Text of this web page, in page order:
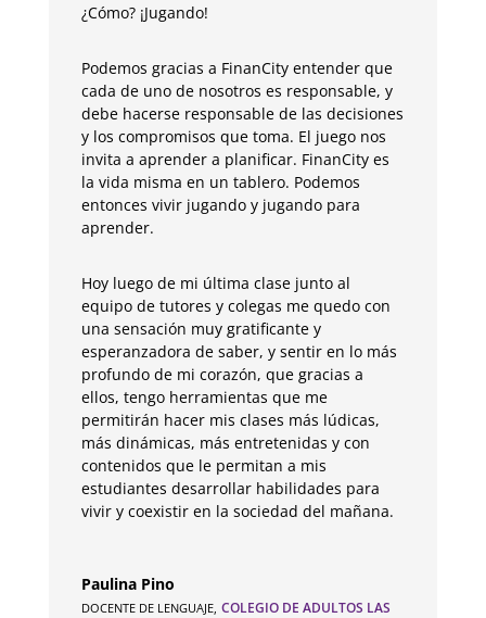
¿Cómo? ¡Jugando!
Podemos gracias a FinanCity entender que
cada de uno de nosotros es responsable, y
debe hacerse responsable de las decisiones
y los compromisos que toma. El juego nos
invita a aprender a planificar. FinanCity es
la vida misma en un tablero. Podemos
entonces vivir jugando y jugando para
aprender.
Hoy luego de mi última clase junto al
equipo de tutores y colegas me quedo con
una sensación muy gratificante y
esperanzadora de saber, y sentir en lo más
profundo de mi corazón, que gracias a
ellos, tengo herramientas que me
permitirán hacer mis clases más lúdicas,
más dinámicas, más entretenidas y con
contenidos que le permitan a mis
estudiantes desarrollar habilidades para
vivir y coexistir en la sociedad del mañana.
Paulina Pino
DOCENTE DE LENGUAJE, COLEGIO DE ADULTOS LAS